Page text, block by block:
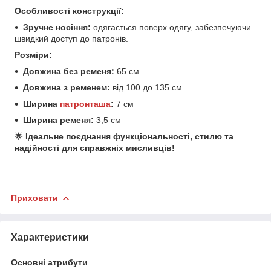
Особливості конструкції:
Зручне носіння: одягається поверх одягу, забезпечуючи
швидкий доступ до патронів.
Розміри:
Довжина без ременя: 65 см
Довжина з ременем: від 100 до 135 см
Ширина патронташа: 7 см
Ширина ременя: 3,5 см
🌟 Ідеальне поєднання функціональності, стилю та
надійності для справжніх мисливців!
Приховати
Характеристики
Основні атрибути